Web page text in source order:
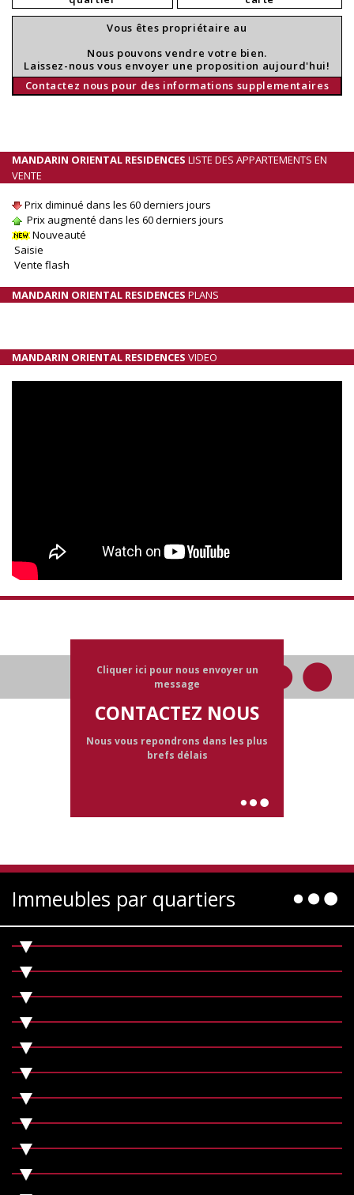
Vous êtes propriétaire au
Nous pouvons vendre votre bien.
Laissez-nous vous envoyer une proposition aujourd'hui!
Contactez nous pour des informations supplementaires
MANDARIN ORIENTAL RESIDENCES LISTE DES APPARTEMENTS EN
VENTE
Prix diminué dans les 60 derniers jours
Prix augmenté dans les 60 derniers jours
Nouveauté
Saisie
Vente flash
MANDARIN ORIENTAL RESIDENCES PLANS
MANDARIN ORIENTAL RESIDENCES VIDEO
Cliquer ici pour nous envoyer un
message
CONTACTEZ NOUS
Nous vous repondrons dans les plus
brefs délais
Immeubles par quartiers